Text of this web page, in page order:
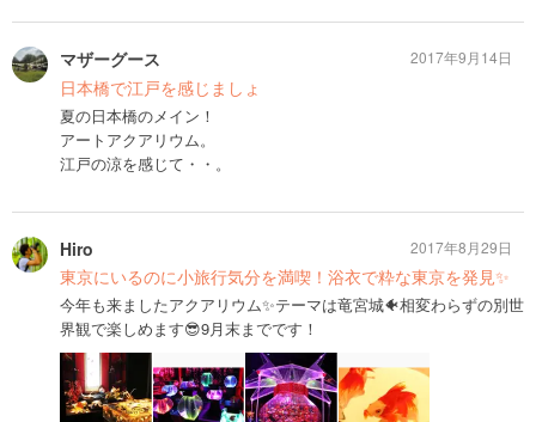
マザーグース
日本橋で江戸を感じましょ
夏の日本橋のメイン！
アートアクアリウム。
江戸の涼を感じて・・。
2017年9月14日
Hiro
東京にいるのに小旅行気分を満喫！浴衣で粋な東京を発見✨
今年も来ましたアクアリウム✨テーマは竜宮城🐠相変わらずの別世
界観で楽しめます😎9月末までです！
2017年8月29日